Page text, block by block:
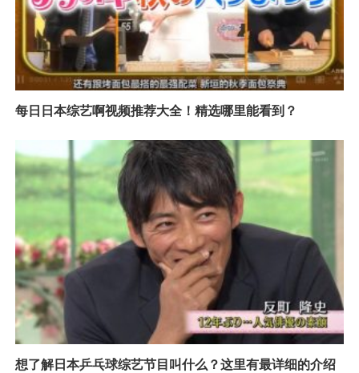
每日日本综艺啊视频推荐大全！精选哪里能看到？
想了解日本乒乓球综艺节目叫什么？这里有最详细的介绍